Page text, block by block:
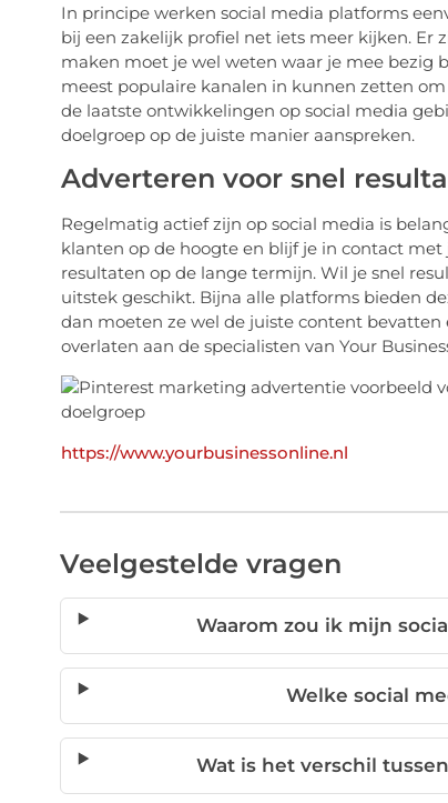
In principe werken social media platforms
bij een zakelijk profiel net iets meer kijken.
maken moet je wel weten waar je mee bezig
meest populaire kanalen in kunnen zetten
de laatste ontwikkelingen op social media
doelgroep op de juiste manier aanspreken.
Adverteren voor snel
Regelmatig actief zijn op social media is
klanten op de hoogte en blijf je in contact
resultaten op de lange termijn. Wil je snel
uitstek geschikt. Bijna alle platforms bieden
dan moeten ze wel de juiste content
overlaten aan de specialisten van Your
https://www.yourbusinessonline.nl
Veelgestelde vragen
Waarom zou ik mijn
Welke social
Wat is het verschil